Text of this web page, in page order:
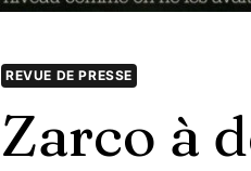
REVUE DE PRESSE
Zarco à